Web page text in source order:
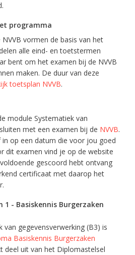
programma
vormen de basis van het
alle eind- en toetstermen
bent om het examen bij de NVVB
maken. De duur van deze
toetsplan NVVB.
module Systematiek van
met een examen bij de NVVB.
in op een datum die voor jou goed
dit examen vind je op de website
gescoord hebt ontvang
certificaat met daarop het
1 - Basiskennis Burgerzaken
van gegevensverwerking (B3) is
Basiskennis Burgerzaken
deel uit van het Diplomastelsel